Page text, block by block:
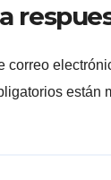
correo
están